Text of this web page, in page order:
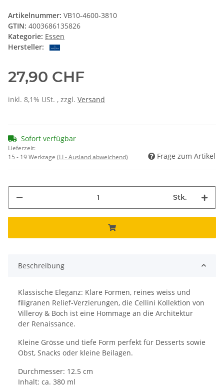
Artikelnummer: VB10-4600-3810
GTIN: 4003686135826
Kategorie: Essen
Hersteller:
27,90 CHF
inkl. 8,1% USt. , zzgl. Versand
Sofort verfügbar
Lieferzeit:
15 - 19 Werktage (LI - Ausland abweichend) Frage zum Artikel
Stk.
Beschreibung
Klassische Eleganz: Klare Formen, reines weiss und
filigranen Relief-Verzierungen, die Cellini Kollektion von
Villeroy & Boch ist eine Hommage an die Architektur
der Renaissance.
Kleine Grösse und tiefe Form perfekt für Desserts sowie
Obst, Snacks oder kleine Beilagen.
Durchmesser: 12.5 cm
Inhalt: ca. 380 ml